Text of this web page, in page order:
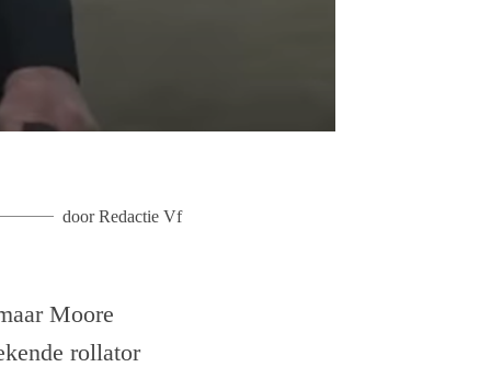
doorRedactie Vf
Moore
rollator